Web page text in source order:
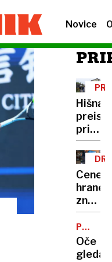
Novice
Hišna
pri
Alešu
Hojsu,
izvaja
jo
Cene
hrane
znova
vlada
temu
LISTIN
Oče
gledal,